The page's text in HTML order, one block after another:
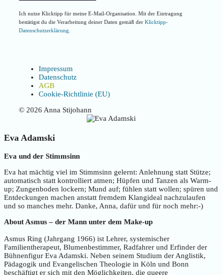
Ich nutze Klicktipp für meine E-Mail-Organisation. Mit der Eintragung
bestätigst du die Verarbeitung deiner Daten gemäß der Klicktipp-
Datenschutzerklärung.
Impressum
Datenschutz
AGB
Cookie-Richtlinie (EU)
© 2026 Anna Stijohann
Eva Adamski
Eva und der Stimmsinn
Eva hat mächtig viel im Stimmsinn gelernt: Anlehnung statt Stütze;
automatisch statt kontrolliert atmen; Hüpfen und Tanzen als Warm-
up; Zungenboden lockern; Mund auf; fühlen statt wollen; spüren und
Entdeckungen machen anstatt fremdem Klangideal nachzulaufen
und so manches mehr. Danke, Anna, dafür und für noch mehr:-)
About Asmus – der Mann unter dem Make-up
Asmus Ring (Jahrgang 1966) ist Lehrer, systemischer
Familientherapeut, Blumenbestimmer, Radfahrer und Erfinder der
Bühnenfigur Eva Adamski. Neben seinem Studium der Anglistik,
Pädagogik und Evangelischen Theologie in Köln und Bonn
beschäftigt er sich mit den Möglichkeiten, die queere